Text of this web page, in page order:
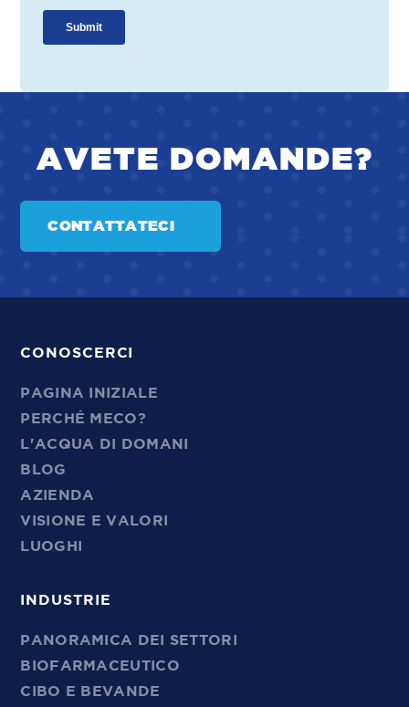
AVETE DOMANDE?
CONTATTATECI
CONOSCERCI
PAGINA INIZIALE
PERCHÉ MECO?
L'ACQUA DI DOMANI
BLOG
AZIENDA
VISIONE E VALORI
LUOGHI
INDUSTRIE
PANORAMICA DEI SETTORI
BIOFARMACEUTICO
CIBO E BEVANDE